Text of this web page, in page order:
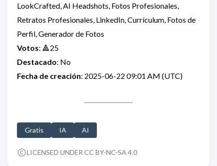
LookCrafted, AI Headshots, Fotos Profesionales,
Retratos Profesionales, LinkedIn, Currículum, Fotos de
Perfil, Generador de Fotos
Votos: 🔺25
Destacado: No
Fecha de creación: 2025-06-22 09:01 AM (UTC)
Gratis IA AI
LICENSED UNDER CC BY-NC-SA 4.0